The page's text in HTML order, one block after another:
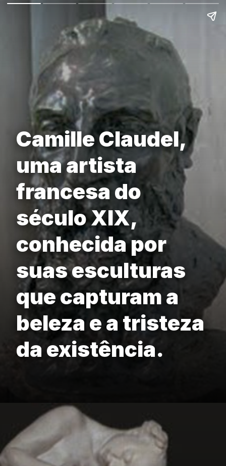
Camille Claudel,
uma artista
francesa do
século XIX,
conhecida por
suas esculturas
que capturam a
beleza e a tristeza
da existência.